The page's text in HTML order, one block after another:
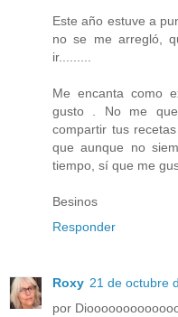
Este año estuve a
no se me arregló,
ir.........
Me encanta como
gusto . No me
compartir tus
que aunque no
tiempo, sí que me
Besinos
Responder
Roxy 21 de octubre
por